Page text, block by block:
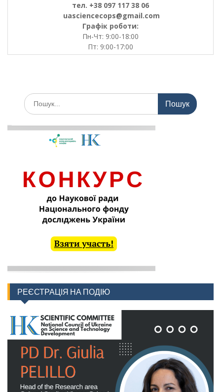
тел. +38 097 117 38 06
uasciencecops@gmail.com
Графік роботи:
Пн-Чт: 9:00-18:00
Пт: 9:00-17:00
Шукати:
РЕЄСТРАЦІЯ НА ПОДІЮ